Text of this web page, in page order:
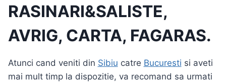
RASINARI&SALISTE,
AVRIG, CARTA, FAGARAS.
Atunci cand veniti din Sibiu catre Bucuresti si aveti
mai mult timp la dispozitie, va recomand sa urmati